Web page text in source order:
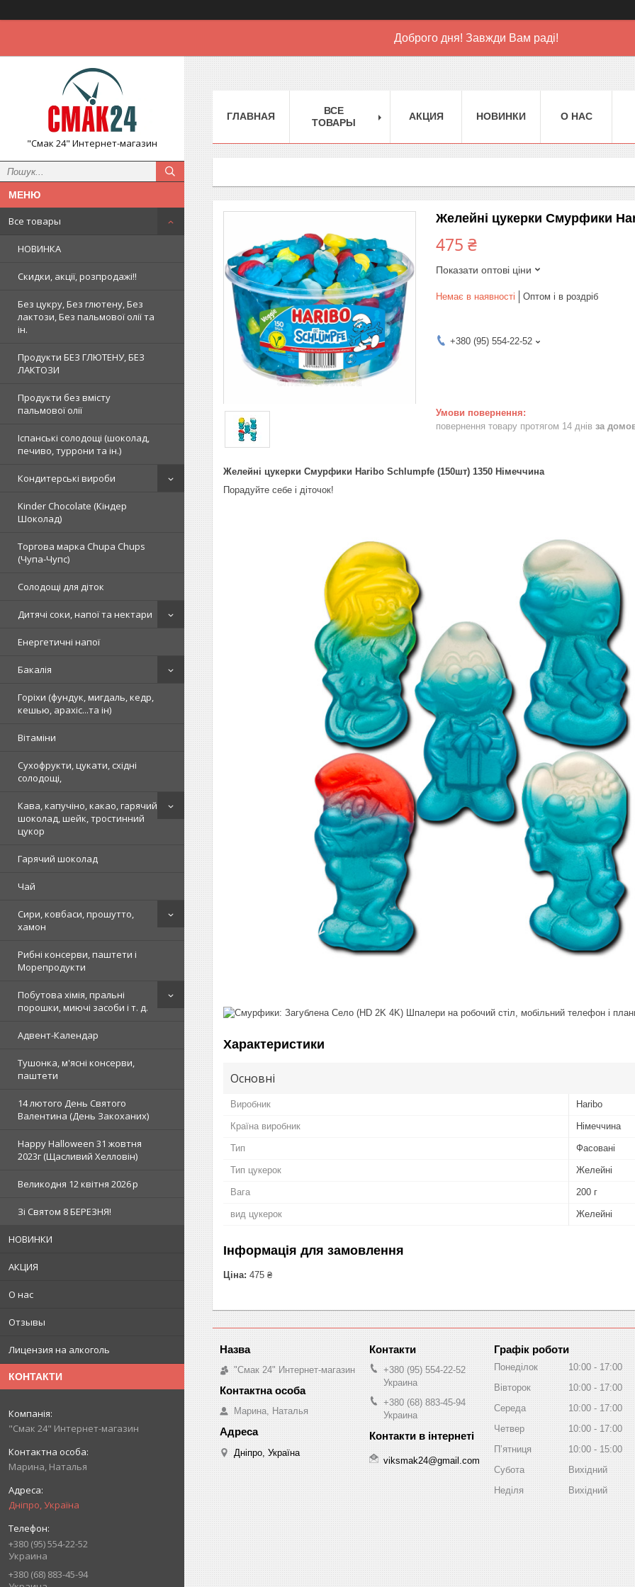
Доброго дня! Завжди Вам раді!
"Смак 24" Интернет-магазин
Все товары
НОВИНКА
Скидки, акції, розпродажі!!
Без цукру, Без глютену, Без
лактози, Без пальмової олії та
ін.
Продукти БЕЗ ГЛЮТЕНУ, БЕЗ
ЛАКТОЗИ
Продукти без вмісту
пальмової олії
Іспанські солодощі (шоколад,
печиво, туррони та ін.)
Кондитерські вироби
Kinder Chocolate (Кіндер
Шоколад)
Торгова марка Chupa Chups
(Чупа-Чупс)
Солодощі для діток
Дитячі соки, напої та нектари
Енергетичні напої
Бакалія
Горіхи (фундук, мигдаль, кедр,
кешью, арахіс...та ін)
Вітаміни
Сухофрукти, цукати, східні
солодощі,
Кава, капучіно, какао, гарячий
шоколад, шейк, тростинний
цукор
Гарячий шоколад
Чай
Сири, ковбаси, прошутто,
хамон
Рибні консерви, паштети і
Морепродукти
Побутова хімія, пральні
порошки, миючі засоби і т. д.
Адвент-Календар
Тушонка, м'ясні консерви,
паштети
14 лютого День Святого
Валентина (День Закоханих)
Happy Halloween 31 жовтня
2023г (Щасливий Хелловін)
Великодня 12 квітня 2026 р
Зi Святом 8 БЕРЕЗНЯ!
НОВИНКИ
АКЦИЯ
О нас
Отзывы
Лицензия на алкоголь
КОНТАКТИ
"Смак 24" Интернет-магазин
Марина, Наталья
Дніпро, Україна
+380 (95) 554-22-52
Украина
+380 (68) 883-45-94
ГЛАВНАЯ
ВСЕ
ТОВАРЫ
АКЦИЯ НОВИНКИ О НАС
Желейні цукерки Смурфики
475 ₴
Показати оптові ціни
Немає в наявності Оптом і в роздріб
+380 (95) 554-22-52
повернення товару протягом 14 днів за
Желейні цукерки Смурфики Haribo Schlumpfe (150шт) 1350 Німеччина
Порадуйте себе і діточок!
Характеристики
Основні
Виробник Haribo
Країна виробник Німеччина
Тип Фасовані
Тип цукерок Желейні
Вага 200 г
вид цукерок Желейні
Інформація для замовлення
Ціна: 475 ₴
"Смак 24" Интернет-магазин
Марина, Наталья
Дніпро, Україна
+380 (95) 554-22-52
Украина
+380 (68) 883-45-94
Украина
viksmak24@gmail.com
Графік роботи
Понеділок 10:00
17:00
Вівторок
10:00
17:00
Середа
10:00
17:00
Четвер
10:00
17:00
Пʼятниця
10:00
15:00
Субота
Вихідний
Неділя
Вихідний